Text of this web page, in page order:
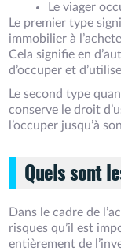
Le viager
Le premier type
immobilier à
Cela signifie en
d’occuper et
Le second type
conserve le droit
l’occuper jusqu’à
Quels sont
Dans le cadre de
risques qu’il est
entièrement de